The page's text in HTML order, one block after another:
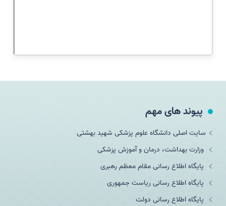
پیوند های مهم
سایت اصلی دانشگاه علوم پزشکی شهید بهشتی
وزارت بهداشت، درمان و آموزش پزشکی
پایگاه اطلاع رسانی مقام معظم رهبری
پایگاه اطلاع رسانی ریاست جمهوری
پایگاه اطلاع رسانی دولت